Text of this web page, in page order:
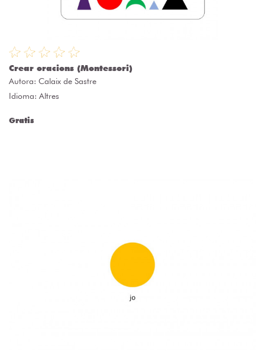
Crear oracions (Montessori)
Autora: Calaix de Sastre
Idioma: Altres
Gratis